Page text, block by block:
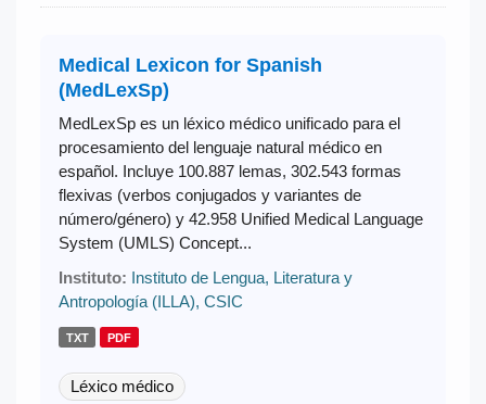
Medical Lexicon for Spanish
(MedLexSp)
MedLexSp es un léxico médico unificado para el
procesamiento del lenguaje natural médico en
español. Incluye 100.887 lemas, 302.543 formas
flexivas (verbos conjugados y variantes de
número/género) y 42.958 Unified Medical Language
System (UMLS) Concept...
Instituto: Instituto de Lengua, Literatura y
Antropología (ILLA), CSIC
TXT PDF
Léxico médico